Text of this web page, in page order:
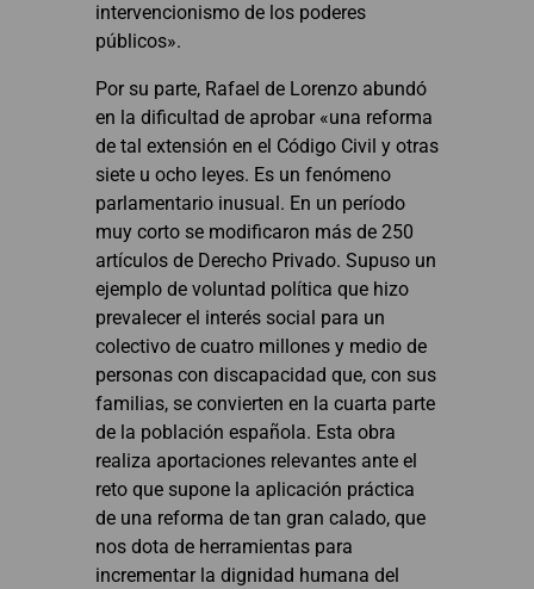
intervencionismo de los poderes
públicos».
Por su parte, Rafael de Lorenzo abundó
en la dificultad de aprobar «una reforma
de tal extensión en el Código Civil y otras
siete u ocho leyes. Es un fenómeno
parlamentario inusual. En un período
muy corto se modificaron más de 250
artículos de Derecho Privado. Supuso un
ejemplo de voluntad política que hizo
prevalecer el interés social para un
colectivo de cuatro millones y medio de
personas con discapacidad que, con sus
familias, se convierten en la cuarta parte
de la población española. Esta obra
realiza aportaciones relevantes ante el
reto que supone la aplicación práctica
de una reforma de tan gran calado, que
nos dota de herramientas para
incrementar la dignidad humana del